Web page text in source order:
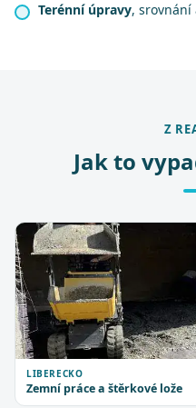
Terénní úpravy, srovnání
Z
Jak to
LIBERECKO
Zemní práce a štěrkové lože